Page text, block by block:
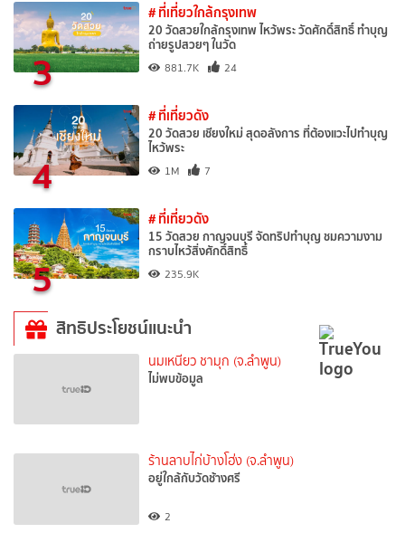
3
# ที่เที่ยวใกล้กรุงเทพ
20 วัดสวยใกล้กรุงเทพ ไหว้พระ วัดศักดิ์สิทธิ์ ทำบุญ
ถ่ายรูปสวยๆ ในวัด
881.7K 24
4
# ที่เที่ยวดัง
20 วัดสวย เชียงใหม่ สุดอลังการ ที่ต้องแวะไปทำบุญ
ไหว้พระ
1M 7
5
# ที่เที่ยวดัง
15 วัดสวย กาญจนบุรี จัดทริปทำบุญ ชมความงาม
กราบไหว้สิ่งศักดิ์สิทธิ์
235.9K
สิทธิประโยชน์แนะนำ
นมเหนียว ชามุก (จ.ลำพูน)
ไม่พบข้อมูล
ร้านลาบไก่บ้างโฮ่ง (จ.ลำพูน)
อยู่ใกล้กับวัดช้างศรี
2